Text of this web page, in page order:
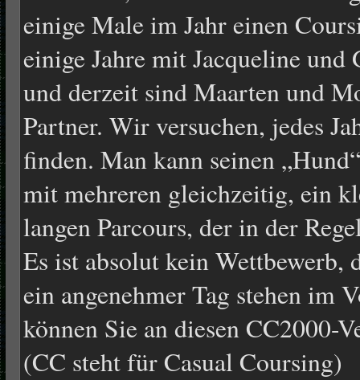
einige Male im Jahr einen
einige Jahre mit Jacqueline und
und derzeit sind Maarten und
Partner. Wir versuchen, jedes
finden. Man kann seinen
mit mehreren gleichzeitig, ein
langen Parcours, der in der
Es ist absolut kein Wettbewerb,
ein angenehmer Tag stehen
können Sie an diesen CC2000-
(CC steht für Casual Coursing)